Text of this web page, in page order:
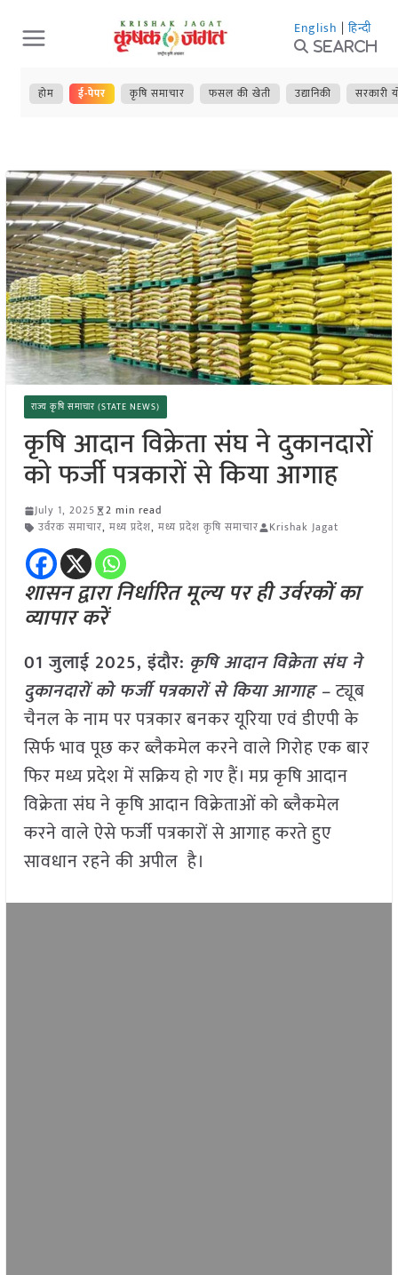
Skip
to
content
English | हिन्दी
Search
होम ई-पेपर कृषि समाचार फसल की खेती उद्यानिकी सरकारी
राज्य कृषि समाचार (STATE NEWS)
कृषि आदान विक्रेता संघ ने दुकानदारों
को फर्जी पत्रकारों से किया आगाह
July 1, 2025
2 min read
उर्वरक समाचार, मध्य प्रदेश, मध्य प्रदेश कृषि समाचार Krishak Jagat
शासन द्वारा निर्धारित मूल्य पर ही उर्वरकों का
व्यापार करें
01 जुलाई 2025,इंदौर: कृषि आदान विक्रेता संघ ने
दुकानदारों को फर्जी पत्रकारों से किया आगाह –ट्यूब
चैनल के नाम पर पत्रकार बनकर यूरिया एवं डीएपी के
सिर्फ भाव पूछ कर ब्लैकमेल करने वाले गिरोह एक बार
फिर मध्य प्रदेश में सक्रिय हो गए हैं। मप्र कृषि आदान
विक्रेता संघ ने कृषि आदान विक्रेताओं को ब्लैकमेल
करने वाले ऐसे फर्जी पत्रकारों से आगाह करते हुए
सावधान रहने की अपील है।